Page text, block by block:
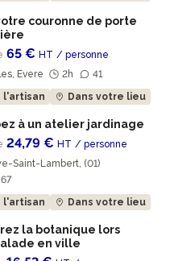
couronne de porte
65 €HT / personne
Evere
2h
41
l'artisan
Dans votre lieu
à un atelier jardinage
24,79 €HT / personne
Saint-Lambert, (01)
67
l'artisan
Dans votre lieu
la botanique lors
en ville